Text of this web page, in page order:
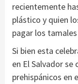
recientemente
plástico y quien
pagar los
Si bien esta
en El Salvador
prehispánicos en